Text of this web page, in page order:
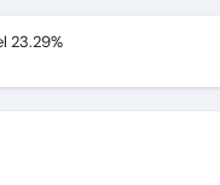
23.29%